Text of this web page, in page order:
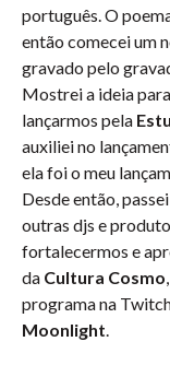
português. O
então comecei um
gravado pelo
Mostrei a ideia
lançarmos pela
auxiliei no
ela foi o meu
Desde então,
outras djs e
fortalecermos e
da Cultura Cosmo
programa na
Moonlight